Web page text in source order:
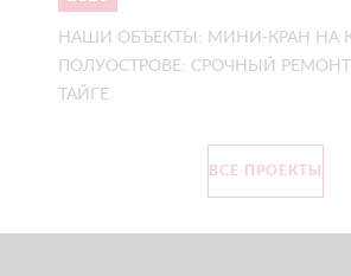
НАШИ ОБЪЕКТЫ: МИНИ-КРАН НА
ПОЛУОСТРОВЕ: СРОЧНЫЙ РЕМОНТ
ТАЙГЕ
ВСЕ ПРОЕКТЫ